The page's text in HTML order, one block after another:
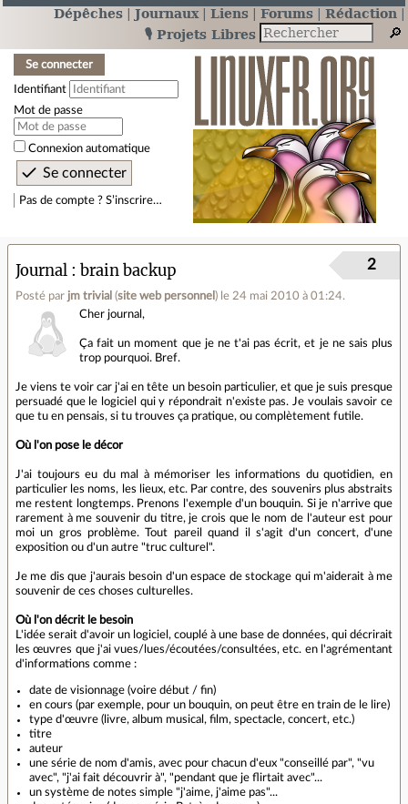
Dépêches Journaux Liens Forums
Rédaction
🎙️ Projets Libres
Se connecter
Identifiant
Mot de passe
Connexion automatique
Pas de compte ? S’inscrire…
Journal brain backup
Posté par jm trivial (site web personnel ) le 24 mai 2010 à 01:24.
2
Cher journal,
Ça fait un moment que je ne t'ai pas écrit, et je ne sais plus
trop pourquoi. Bref.
Je viens te voir car j'ai en tête un besoin particulier, et que je suis presque
persuadé que le logiciel qui y répondrait n'existe pas. Je voulais savoir ce
que tu en pensais, si tu trouves ça pratique, ou complètement futile.
Où l'on pose le décor
J'ai toujours eu du mal à mémoriser les informations du quotidien, en
particulier les noms, les lieux, etc. Par contre, des souvenirs plus abstraits
me restent longtemps. Prenons l'exemple d'un bouquin. Si je n'arrive que
rarement à me souvenir du titre, je crois que le nom de l'auteur est pour
moi un gros problème. Tout pareil quand il s'agit d'un concert, d'une
exposition ou d'un autre "truc culturel".
Je me dis que j'aurais besoin d'un espace de stockage qui m'aiderait à me
souvenir de ces choses culturelles.
Où l'on décrit le besoin
L'idée serait d'avoir un logiciel, couplé à une base de données, qui décrirait
les œuvres que j'ai vues/lues/écoutées/consultées, etc. en l'agrémentant
d'informations comme :
date de visionnage (voire début / fin)
en cours (par exemple, pour un bouquin, on peut être en train de le lire)
type d'œuvre (livre, album musical, film, spectacle, concert, etc.)
titre
auteur
une série de nom d'amis, avec pour chacun d'eux "conseillé par", "vu
avec", "j'ai fait découvrir à", "pendant que je flirtait avec"...
un système de notes simple "j'aime, j'aime pas"...